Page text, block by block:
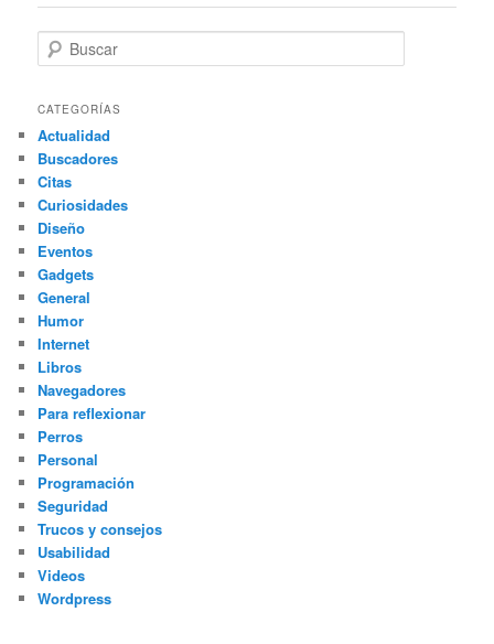
entradas
u
c
r
CATEGORÍAS
Actualidad
Buscadores
Citas
Curiosidades
Diseño
Eventos
Gadgets
General
Humor
Internet
Libros
Navegadores
Para reflexionar
Perros
Personal
Programación
Seguridad
Trucos y consejos
Usabilidad
Videos
Wordpress